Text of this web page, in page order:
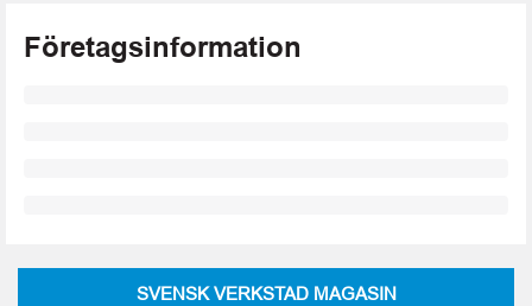
Företagsinformation
SVENSK VERKSTAD MAGASIN